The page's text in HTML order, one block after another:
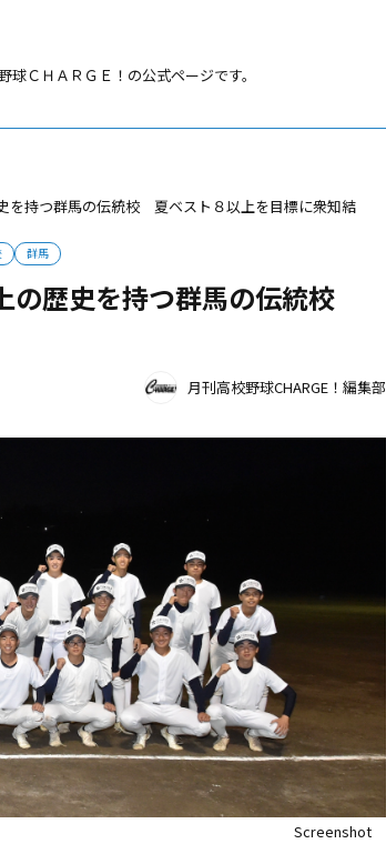
ＣＨＡＲＧＥ！の公式ページです。
持つ群馬の伝統校 夏ベスト８以上を目標に衆知結
群馬
歴史を持つ群馬の伝統校
月刊高校野球CHARGE！編集部
Screenshot